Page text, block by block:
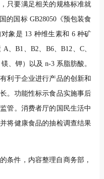
，只要满足相关的规格标准就
的国标 GB28050《预包装食
象是 13 种维生素和 6 种矿
、B1、B2、B6、B12、C、
、钾）以及 n-3 系脂肪酸。
利于企业进行产品的创新和
。功能性标示食品实施事后
管。消费者厅的国民生活中
将健康食品的抽检调查结果
条件，内容整理自商务部，